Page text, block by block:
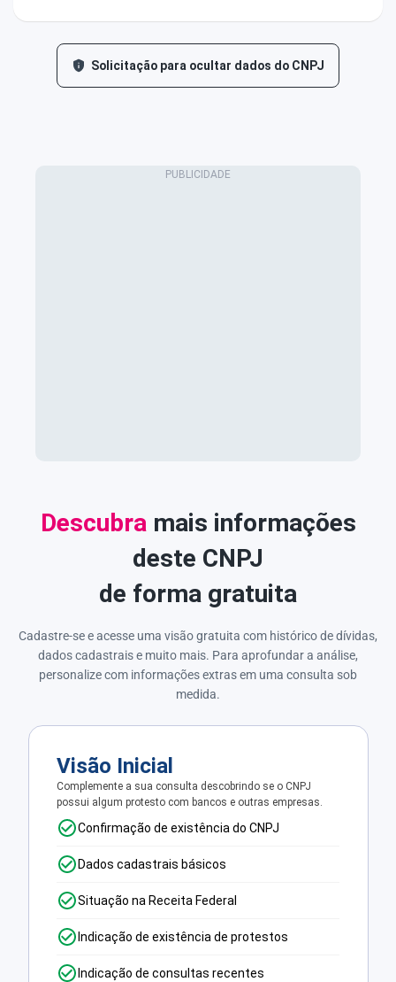
Solicitação para ocultar dados do CNPJ
Descubra mais informações
deste CNPJ
de forma gratuita
Cadastre-se e acesse uma visão gratuita com histórico de dívidas,
dados cadastrais e muito mais. Para aprofundar a análise,
personalize com informações extras em uma consulta sob
medida.
Visão Inicial
Complemente a sua consulta descobrindo se o CNPJ
possui algum protesto com bancos e outras empresas.
Confirmação de existência do CNPJ
Dados cadastrais básicos
Situação na Receita Federal
Indicação de existência de protestos
Indicação de consultas recentes